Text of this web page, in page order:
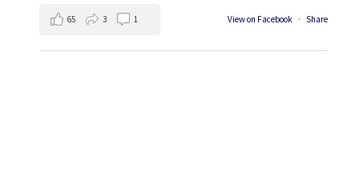
View on Facebook · Share
65 3 1